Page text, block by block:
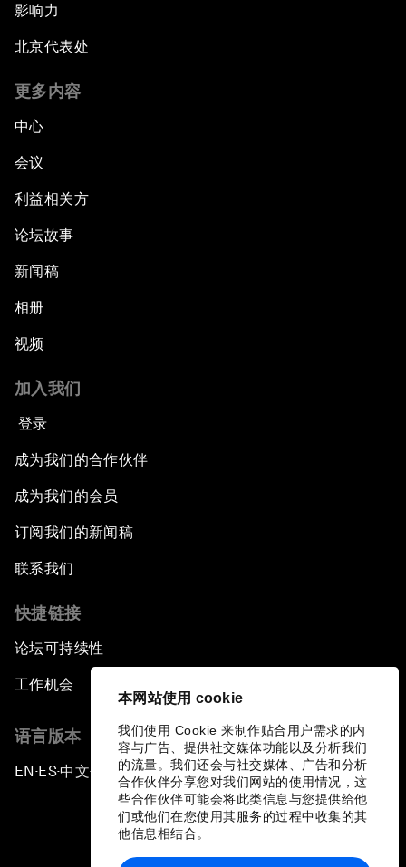
本网站使用 cookie
我们使用 Cookie 来制作贴合用户需求的内
容与广告、提供社交媒体功能以及分析我们
的流量。我们还会与社交媒体、广告和分析
合作伙伴分享您对我们网站的使用情况，这
些合作伙伴可能会将此类信息与您提供给他
们或他们在您使用其服务的过程中收集的其
他信息相结合。
影响力
北京代表处
更多内容
中心
会议
利益相关方
论坛故事
新闻稿
相册
视频
加入我们
登录
成为我们的合作伙伴
成为我们的会员
订阅我们的新闻稿
联系我们
快捷链接
论坛可持续性
工作机会
语言版本
EN ▪ES▪中文▪ 日本語